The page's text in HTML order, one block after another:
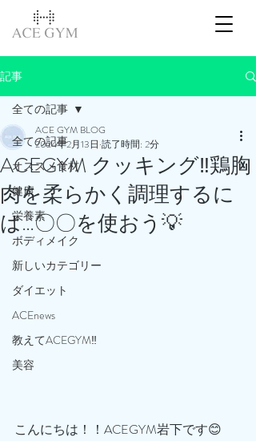
記事
全ての記事
オススメ食材
健康
栄養素
ボディメイク
新しいカテゴリー
ダイエット
ACEnews
教えてACEGYM‼️
美容
全ての記事
ACEGYM クッキング‼️鶏胸
肉を柔らかく調理するに
は…〇〇を使おう💡
ACE GYM BLOG
2024年2月13日 読了時間: 2分
こんにちは！！ACEGYM岩下です😊